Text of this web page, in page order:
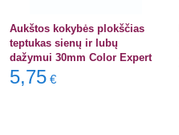
Aukštos kokybės plokščias
teptukas sienų ir lubų
dažymui 30mm Color Expert
5,75 €